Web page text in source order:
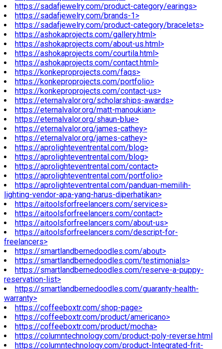
https://sadafjewelry.com/product-category/earings>
https://sadafjewelry.com/brands-1>
https://sadafjewelry.com/product-category/bracelets>
https://ashokaprojects.com/gallery.html>
https://ashokaprojects.com/about-us.html>
https://ashokaprojects.com/courtila.html>
https://ashokaprojects.com/contact.html>
https://konkeproprojects.com/faqs>
https://konkeproprojects.com/portfolio>
https://konkeproprojects.com/contact-us>
https://eternalvalor.org/scholarships-awards>
https://eternalvalor.org/matt-manoukian>
https://eternalvalor.org/shaun-blue>
https://eternalvalor.org/james-cathey>
https://eternalvalor.org/james-cathey>
https://aprolighteventrental.com/blog>
https://aprolighteventrental.com/blog>
https://aprolighteventrental.com/contact>
https://aprolighteventrental.com/portfolio>
https://aprolighteventrental.com/panduan-memilih-
lighting-vendor-apa-yang-harus-diperhatikan>
https://aitoolsforfreelancers.com/services>
https://aitoolsforfreelancers.com/contact>
https://aitoolsforfreelancers.com/about-us>
https://aitoolsforfreelancers.com/descript-for-
freelancers>
https://smartlandbernedoodles.com/about>
https://smartlandbernedoodles.com/testimonials>
https://smartlandbernedoodles.com/reserve-a-puppy-
reservation-list>
https://smartlandbernedoodles.com/guaranty-health-
warranty>
https://coffeeboxtr.com/shop-page>
https://coffeeboxtr.com/product/americano>
https://coffeeboxtr.com/product/mocha>
https://columntechnology.com/product-poly-reverse.html
https://columntechnology.com/product-Integrated-frit-